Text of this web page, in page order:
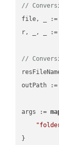
//
file, _ :=
r, _, _ :=
//
outPath :=
args :=
}